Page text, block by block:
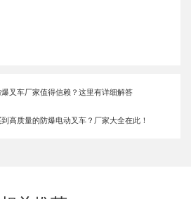
叉车厂家值得信赖？这里有详细解答
高质量的防爆电动叉车？厂家大全在此！